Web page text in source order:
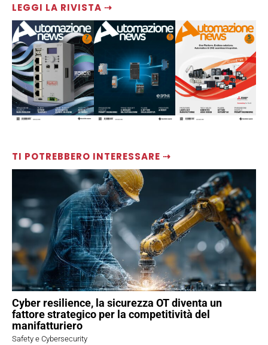
LEGGI LA RIVISTA ⇢
TI POTREBBERO INTERESSARE ⇢
Cyber resilience, la sicurezza OT diventa un
fattore strategico per la competitività del
manifatturiero
Safety e Cybersecurity